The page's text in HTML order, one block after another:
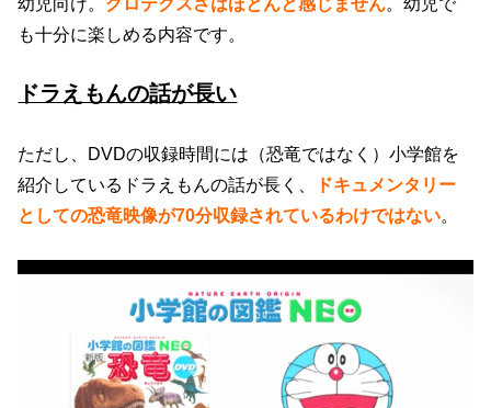
も十分に楽しめる内容です。
ドラえもんの話が長い
ただし、DVDの収録時間には（恐竜ではなく）小学館を
紹介しているドラえもんの話が長く、
ドキュメンタリー
としての恐竜映像が70分収録されているわけではない。